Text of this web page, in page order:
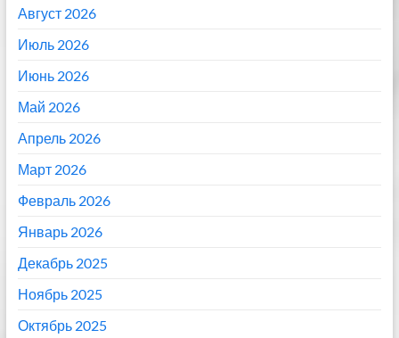
Август 2026
Июль 2026
Июнь 2026
Май 2026
Апрель 2026
Март 2026
Февраль 2026
Январь 2026
Декабрь 2025
Ноябрь 2025
Октябрь 2025